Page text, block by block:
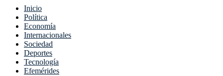
Menu
Inicio
Política
Economía
Internacionales
Sociedad
Deportes
Tecnología
Efemérides